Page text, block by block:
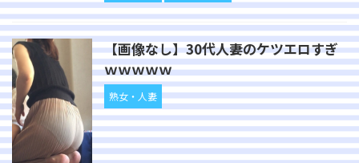
【画像なし】30代人妻のケツエロすぎ
ｗｗｗｗｗ
熟女・人妻